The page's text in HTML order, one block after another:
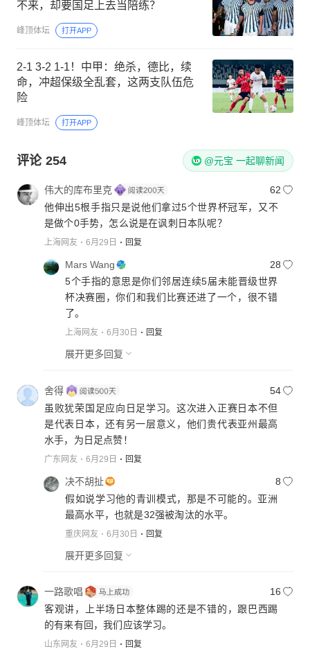
不来，却要国足上去当陪练？
峰顶体坛 打开APP
2‑1 3‑2 1‑1！中甲：绝杀，德比，续
命，冲超保级全乱套，这两支队伍危
险
峰顶体坛 打开APP
评论 254 @元宝 一起聊新闻
伟大的库布里克
62
他伸出5根手指只是说他们拿过5个世界杯冠军，又不
是做个0手势，怎么说是在讽刺日本队呢？
上海网友 6月29日 回复
Mars Wang
28
5个手指的意思是你们邻居连续5届未能晋级世界
杯决赛圈，你们和我们比赛还进了一个，很不错
了。
上海网友 6月30日 回复
展开更多回复
舍得
54
虽败犹荣国足应向日足学习。这次进入正赛日本不但
是代表日本，还有另一层意义，他们贵代表亚州最高
水手，为日足点赞！
广东网友 6月29日 回复
决不胡扯
8
假如说学习他的青训模式，那是不可能的。亚洲
最高水平，也就是32强被淘汰的水平。
重庆网友 6月30日 回复
展开更多回复
一路歌唱
16
客观讲，上半场日本整体踢的还是不错的，跟巴西踢
的有来有回，我们应该学习。
山东网友 6月29日 回复